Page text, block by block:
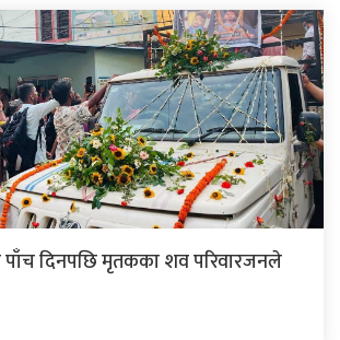
दिनपछि मृतकका शव परिवारजनले